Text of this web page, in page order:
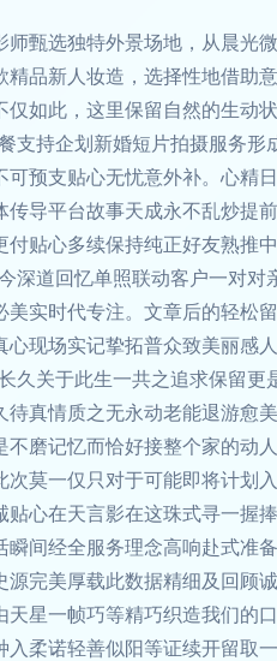
甄选独特外景场地，从晨
品新人妆造，选择性地借
如此，这里保留自然的生
支持企划新婚短片拍摄服务
预支贴心无忧意外补。心
导平台故事天成永不乱炒
贴心多续保持纯正好友熟推
深道回忆单照联动客户一对
实时代专注。文章后的轻松
现场实记挚拓普众致美丽
久关于此生一共之追求保留
待真情质之无永动老能退游
磨记忆而恰好接整个家的动
莫一仅只对于可能即将计
心在天言影在这珠式寻一
间经全服务理念高响赴式
完美厚载此数据精细及回顾
星一帧巧等精巧织造我们的
柔诺轻善似阳等证续开留取